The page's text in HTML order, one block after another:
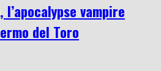
vampire
del Toro